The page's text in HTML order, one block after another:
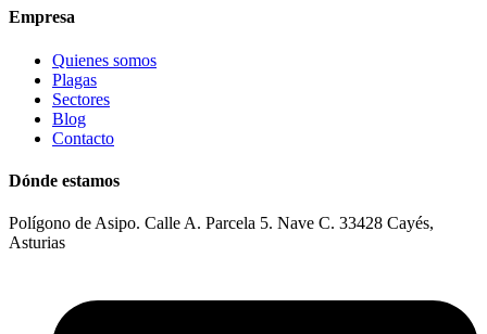
Empresa
Quienes somos
Plagas
Sectores
Blog
Contacto
Dónde estamos
Polígono de Asipo. Calle A. Parcela 5. Nave C. 33428 Cayés,
Asturias